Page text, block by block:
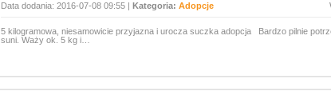
Data dodania: 2016-07-08 09:55 | Kategoria: Adopcje
5 kilogramowa, niesamowicie przyjazna i urocza suczka adopcja Bardzo pilnie
suni. Waży ok. 5 kg i…